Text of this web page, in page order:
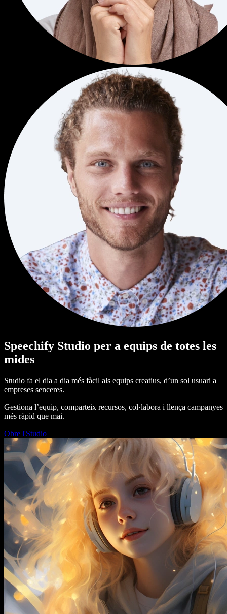
Speechify Studio per a equips de totes les
mides
Studio fa el dia a dia més fàcil als equips creatius, d’un sol usuari a
empreses senceres.
Gestiona l’equip, comparteix recursos, col·labora i llença campanyes
més ràpid que mai.
Obre l'Studio